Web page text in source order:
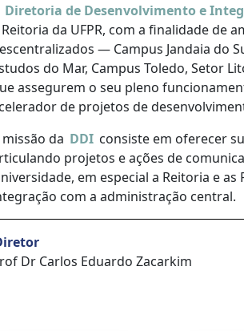
Diretoria de Desenvolvimento e
da UFPR, com a finalidade de
— Campus Jandaia do
do Mar, Campus Toledo, Setor
assegurem o seu pleno
de projetos de
missão da DDI consiste em oferecer
projetos e ações de
em especial a Reitoria e
com a administração central.
Dr Carlos Eduardo Zacarkim